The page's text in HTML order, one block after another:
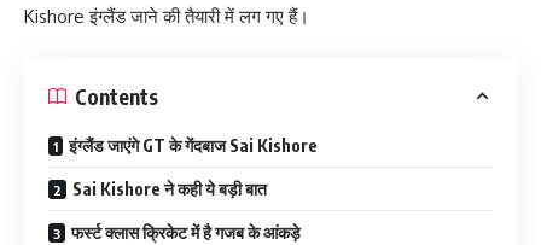
Kishore इंग्लैंड जाने की तैयारी में लग गए हैं।
Contents
इंग्लैंड जाएंगे GT के गेंदबाज Sai Kishore
Sai Kishore ने कही ये बड़ी बात
फर्स्ट क्लास क्रिकेट में है गजब के आंकड़े